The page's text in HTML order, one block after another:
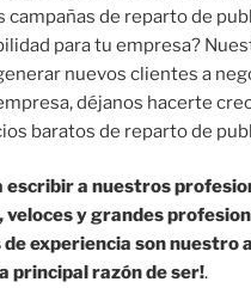
campañas de reparto de
para tu empresa?
nuevos clientes a
déjanos hacerte
baratos de reparto de
escribir a nuestros
veloces y grandes
experiencia son nuestro
principal razón de ser!.